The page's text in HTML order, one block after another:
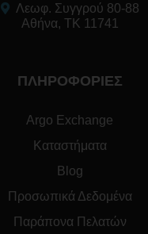
Λεωφ. Συγγρού 80-88
Αθήνα, ΤΚ 11741
ΠΛΗΡΟΦΟΡΙΕΣ
Argo Exchange
Καταστήματα
Blog
Προσωπικά Δεδομένα
Παράπονα Πελατών